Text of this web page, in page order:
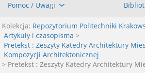
Pomoc / Uwagi
Kolekcja: Repozytorium Politechniki
Artykuły i czasopisma >
Pretekst : Zeszyty Katedry Architektury
Kompozycji Architektonicznej
> Pretekst : Zeszyty Katedry Architektury